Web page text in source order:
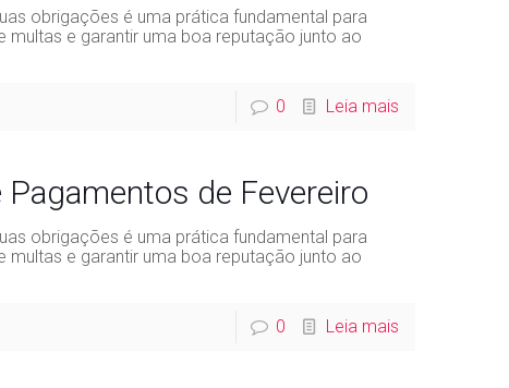
obrigações é uma prática fundamental para
multas e garantir uma boa reputação junto ao
0 Leia mais
Pagamentos de Fevereiro
obrigações é uma prática fundamental para
multas e garantir uma boa reputação junto ao
0 Leia mais